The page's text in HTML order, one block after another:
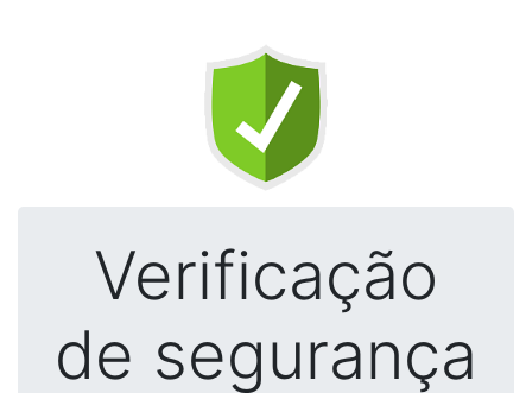
Verificação
de segurança